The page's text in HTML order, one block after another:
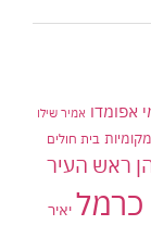
אפומדו אמיר שילו
בית חולים
ראש העיר
כרמל יאיר